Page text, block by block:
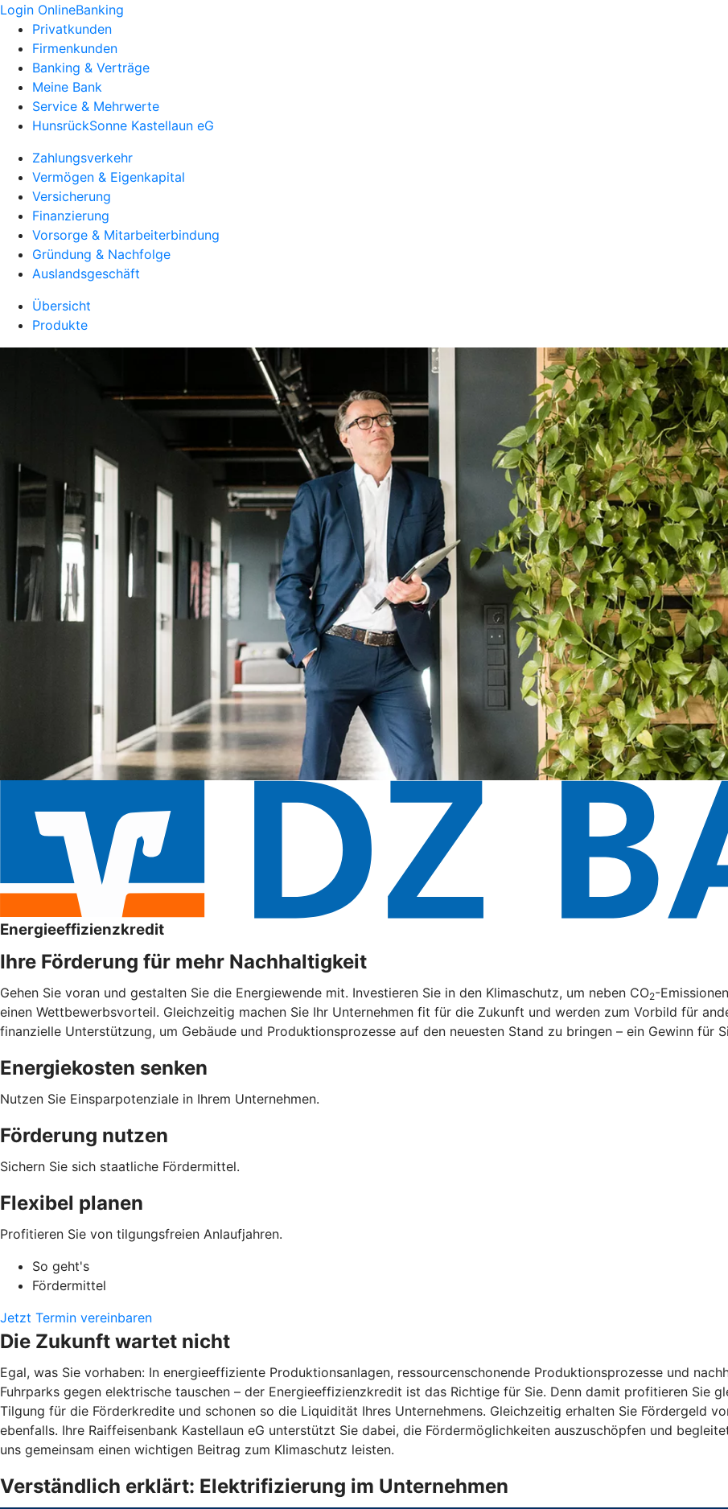
Login OnlineBanking
Privatkunden
Firmenkunden
Banking & Verträge
Meine Bank
Service & Mehrwerte
HunsrückSonne Kastellaun eG
Zahlungsverkehr
Vermögen & Eigenkapital
Versicherung
Finanzierung
Vorsorge & Mitarbeiterbindung
Gründung & Nachfolge
Auslandsgeschäft
Übersicht
Produkte
Energieeffizienzkredit
Ihre Förderung für mehr Nachhaltigkeit
Gehen Sie voran und gestalten Sie die Energiewende mit. Investieren Sie in den Klimaschutz, um neben CO2-
einen Wettbewerbsvorteil. Gleichzeitig machen Sie Ihr Unternehmen fit für die Zukunft und werden zum Vorbild für
finanzielle Unterstützung, um Gebäude und Produktionsprozesse auf den neuesten Stand zu bringen – ein Gewinn für
Energiekosten senken
Nutzen Sie Einsparpotenziale in Ihrem Unternehmen.
Förderung nutzen
Sichern Sie sich staatliche Fördermittel.
Flexibel planen
Profitieren Sie von tilgungsfreien Anlaufjahren.
So geht's
Fördermittel
Jetzt Termin vereinbaren
Die Zukunft wartet nicht
Egal, was Sie vorhaben: In energieeffiziente Produktionsanlagen, ressourcenschonende Produktionsprozesse und
Fuhrparks gegen elektrische tauschen – der Energieeffizienzkredit ist das Richtige für Sie. Denn damit profitieren Sie
Tilgung für die Förderkredite und schonen so die Liquidität Ihres Unternehmens. Gleichzeitig erhalten Sie Fördergeld
ebenfalls. Ihre Raiffeisenbank Kastellaun eG unterstützt Sie dabei, die Fördermöglichkeiten auszuschöpfen und
uns gemeinsam einen wichtigen Beitrag zum Klimaschutz leisten.
Verständlich erklärt: Elektrifizierung im Unternehmen